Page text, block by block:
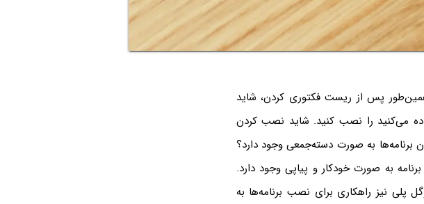
پس از ریست فکتوری کردن، شاید
می‌کنید را نصب کنید. شاید نصب کردن
برنامه‌ها به صورت دسته‌جمعی وجود دارد؟
به صورت خودکار و پیاپی وجود دارد.
پلی نیز راهکاری برای نصب برنامه‌ها به